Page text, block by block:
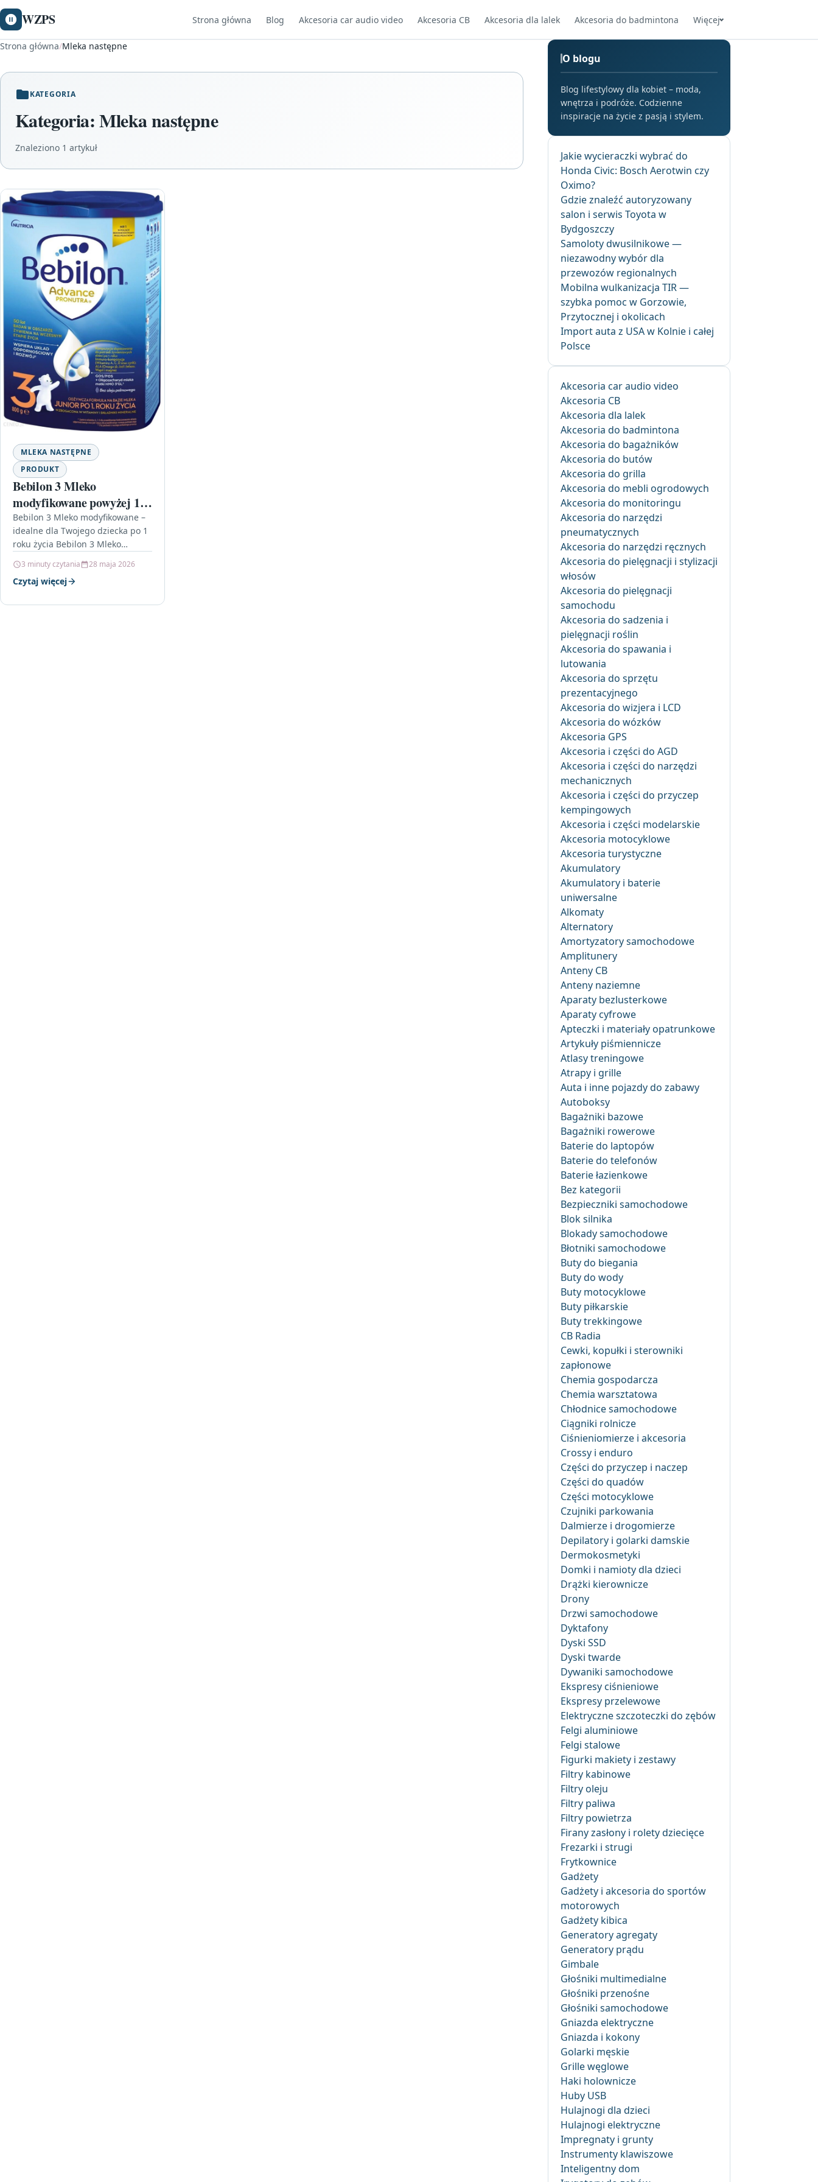
WZPS Strona główna Blog Akcesoria car audio video Akcesoria CB Akcesoria dla lalek Akcesoria do badmintona Więcej
Strona główna/Mleka następne
KATEGORIA
Kategoria:Mleka następne
Znaleziono 1 artykuł
MLEKA NASTĘPNE
PRODUKT
Bebilon 3 Mleko
modyfikowane powyżej 1
roku życia 800g
Bebilon 3 Mleko modyfikowane –
idealne dla Twojego dziecka po 1
roku życia Bebilon 3 Mleko
życia 800g to produkt…
3 minuty czytania 28 maja 2026
Czytaj więcej
O blogu
Blog lifestylowy dla kobiet – moda,
wnętrza i podróże. Codzienne
inspiracje na życie z pasją i stylem.
Jakie wycieraczki wybrać do
Honda Civic: Bosch Aerotwin czy
Oximo?
Gdzie znaleźć autoryzowany
salon i serwis Toyota w
Bydgoszczy
Samoloty dwusilnikowe —
niezawodny wybór dla
przewozów regionalnych
Mobilna wulkanizacja TIR —
szybka pomoc w Gorzowie,
Przytocznej i okolicach
Import auta z USA w Kolnie i całej
Polsce
Akcesoria car audio video
Akcesoria CB
Akcesoria dla lalek
Akcesoria do badmintona
Akcesoria do bagażników
Akcesoria do butów
Akcesoria do grilla
Akcesoria do mebli ogrodowych
Akcesoria do monitoringu
Akcesoria do narzędzi
pneumatycznych
Akcesoria do narzędzi ręcznych
Akcesoria do pielęgnacji i stylizacji
włosów
Akcesoria do pielęgnacji
samochodu
Akcesoria do sadzenia i
pielęgnacji roślin
Akcesoria do spawania i
lutowania
Akcesoria do sprzętu
prezentacyjnego
Akcesoria do wizjera i LCD
Akcesoria do wózków
Akcesoria GPS
Akcesoria i części do AGD
Akcesoria i części do narzędzi
mechanicznych
Akcesoria i części do przyczep
kempingowych
Akcesoria i części modelarskie
Akcesoria motocyklowe
Akcesoria turystyczne
Akumulatory
Akumulatory i baterie
uniwersalne
Alkomaty
Alternatory
Amortyzatory samochodowe
Amplitunery
Anteny CB
Anteny naziemne
Aparaty bezlusterkowe
Aparaty cyfrowe
Apteczki i materiały opatrunkowe
Artykuły piśmiennicze
Atlasy treningowe
Atrapy i grille
Auta i inne pojazdy do zabawy
Autoboksy
Bagażniki bazowe
Bagażniki rowerowe
Baterie do laptopów
Baterie do telefonów
Baterie łazienkowe
Bez kategorii
Bezpieczniki samochodowe
Blok silnika
Blokady samochodowe
Błotniki samochodowe
Buty do biegania
Buty do wody
Buty motocyklowe
Buty piłkarskie
Buty trekkingowe
CB Radia
Cewki, kopułki i sterowniki
zapłonowe
Chemia gospodarcza
Chemia warsztatowa
Chłodnice samochodowe
Ciągniki rolnicze
Ciśnieniomierze i akcesoria
Crossy i enduro
Części do przyczep i naczep
Części do quadów
Części motocyklowe
Czujniki parkowania
Dalmierze i drogomierze
Depilatory i golarki damskie
Dermokosmetyki
Domki i namioty dla dzieci
Drążki kierownicze
Drony
Drzwi samochodowe
Dyktafony
Dyski SSD
Dyski twarde
Dywaniki samochodowe
Ekspresy ciśnieniowe
Ekspresy przelewowe
Elektryczne szczoteczki do zębów
Felgi aluminiowe
Felgi stalowe
Figurki makiety i zestawy
Filtry kabinowe
Filtry oleju
Filtry paliwa
Filtry powietrza
Firany zasłony i rolety dziecięce
Frezarki i strugi
Frytkownice
Gadżety
Gadżety i akcesoria do sportów
motorowych
Gadżety kibica
Generatory agregaty
Generatory prądu
Gimbale
Głośniki multimedialne
Głośniki przenośne
Głośniki samochodowe
Gniazda elektryczne
Gniazda i kokony
Golarki męskie
Grille węglowe
Haki holownicze
Huby USB
Hulajnogi dla dzieci
Hulajnogi elektryczne
Impregnaty i grunty
Instrumenty klawiszowe
Inteligentny dom